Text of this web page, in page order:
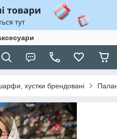
хустки брендовані